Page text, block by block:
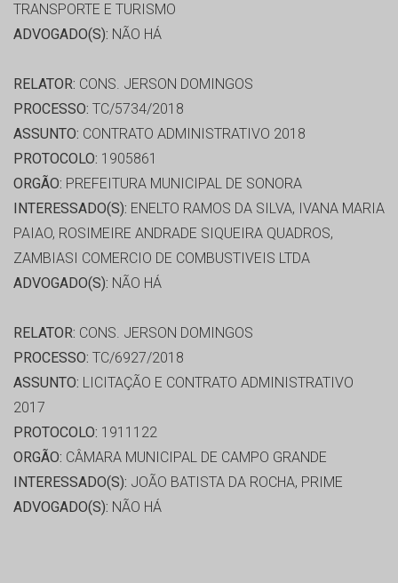
TRANSPORTE E TURISMO
ADVOGADO(S): NÃO HÁ
RELATOR: CONS. JERSON DOMINGOS
PROCESSO: TC/5734/2018
ASSUNTO: CONTRATO ADMINISTRATIVO 2018
PROTOCOLO: 1905861
ORGÃO: PREFEITURA MUNICIPAL DE SONORA
INTERESSADO(S): ENELTO RAMOS DA SILVA, IVANA MARIA
PAIAO, ROSIMEIRE ANDRADE SIQUEIRA QUADROS,
ZAMBIASI COMERCIO DE COMBUSTIVEIS LTDA
ADVOGADO(S): NÃO HÁ
RELATOR: CONS. JERSON DOMINGOS
PROCESSO: TC/6927/2018
ASSUNTO: LICITAÇÃO E CONTRATO ADMINISTRATIVO
2017
PROTOCOLO: 1911122
ORGÃO: CÂMARA MUNICIPAL DE CAMPO GRANDE
INTERESSADO(S): JOÃO BATISTA DA ROCHA, PRIME
ADVOGADO(S): NÃO HÁ